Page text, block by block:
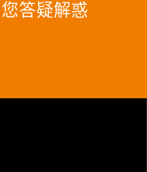
答疑解惑